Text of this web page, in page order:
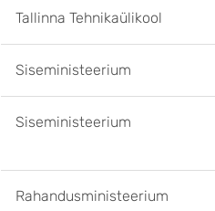
Tallinna Tehnikaülikool
Siseministeerium
Siseministeerium
Rahandusministeerium